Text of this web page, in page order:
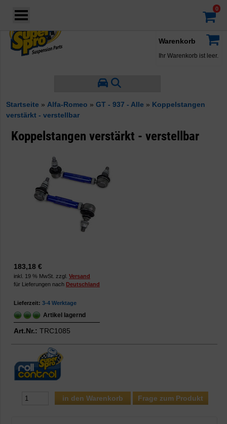
Warenkorb
Ihr Warenkorb ist leer.
Startseite » Alfa-Romeo » GT - 937 - Alle » Koppelstangen
verstärkt - verstellbar
Koppelstangen verstärkt - verstellbar
183,18 €
inkl. 19 % MwSt. zzgl. Versand
für Lieferungen nach Deutschland
Lieferzeit: 3-4 Werktage
Artikel lagernd
Art.Nr.: TRC1085
Frage zum Produkt